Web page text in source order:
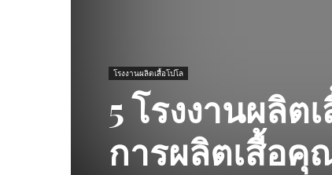
โรงงานผลิตเสื้อโปโล
5 โรงงานผลิ
การผลิตเสื้อคุ